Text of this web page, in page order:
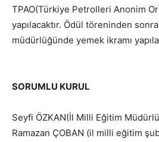
TPAO(Türkiye Petrolleri Anonim
yapılacaktır. Ödül töreninden
müdürlüğünde yemek ikramı
SORUMLU KURUL
Seyfi ÖZKAN(İl Milli Eğitim
Ramazan ÇOBAN (il milli eğitim